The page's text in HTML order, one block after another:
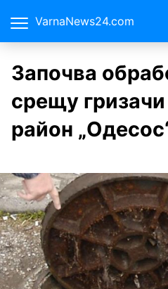
VarnaNews24.com
Започва
срещу
район